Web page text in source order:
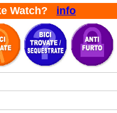
Watch? info